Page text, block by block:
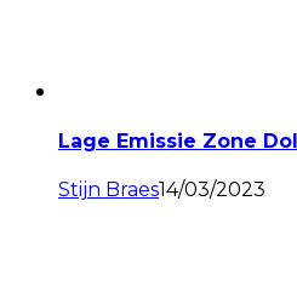
Lage Emissie Zone
Stijn Braes14/03/2023